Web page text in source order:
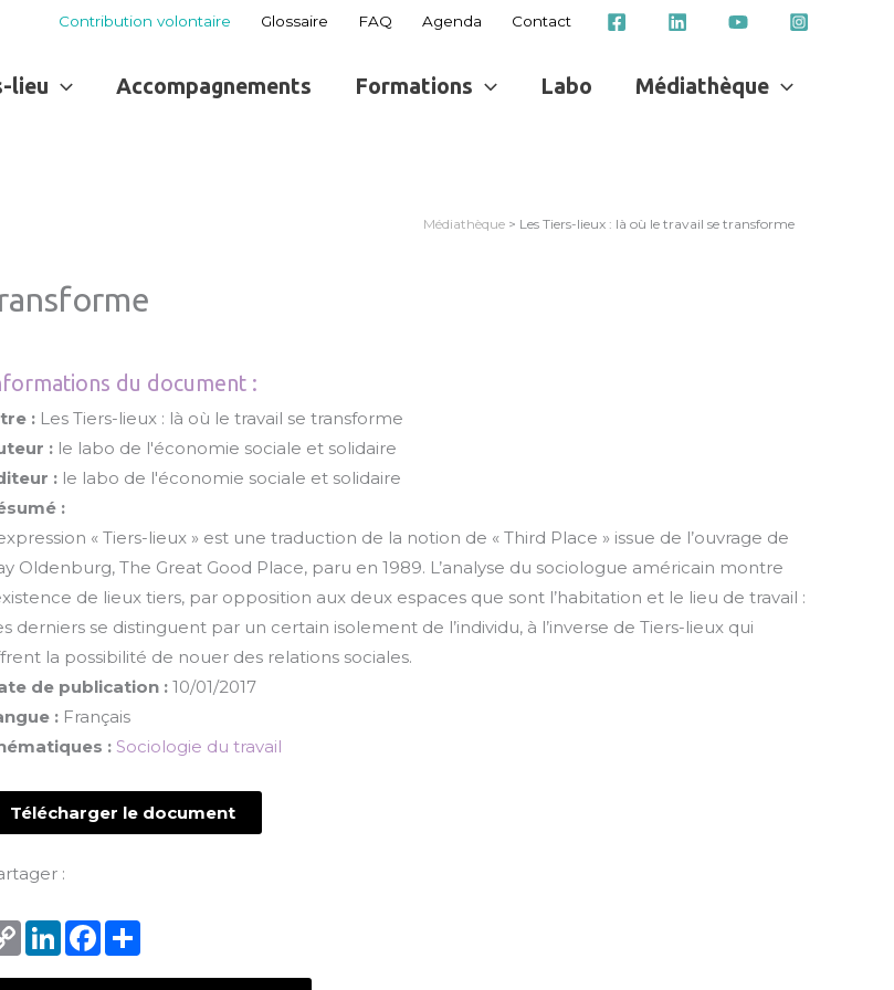
Contribution volontaire Glossaire FAQ Agenda Contact
lieu Accompagnements Formations Labo Médiathèque
Médiathèque > Les Tiers-lieux : là où le travail se transforme
du document :
: Les Tiers-lieux : là où le travail se transforme
: le labo de l'économie sociale et solidaire
: le labo de l'économie sociale et solidaire
:
« Tiers-lieux » est une traduction de la notion de « Third Place » issue de l’ouvrage de
Oldenburg, The Great Good Place, paru en 1989. L’analyse du sociologue américain montre
de lieux tiers, par opposition aux deux espaces que sont l’habitation et le lieu de travail :
derniers se distinguent par un certain isolement de l’individu, à l’inverse de Tiers-lieux qui
la possibilité de nouer des relations sociales.
de publication : 10/01/2017
: Français
: Sociologie du travail
Télécharger le document
:
Copy
Link
LinkedInFacebook